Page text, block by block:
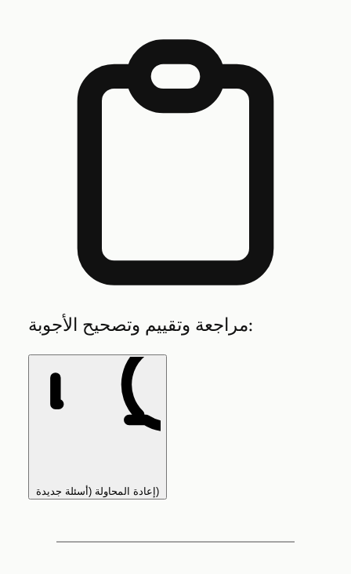
مراجعة وتقييم وتصحيح الأجوبة:
إعادة المحاولة (أسئلة جديدة)